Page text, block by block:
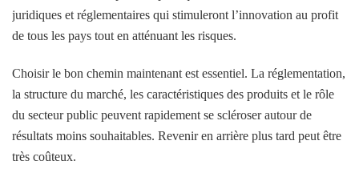
juridiques et réglementaires qui stimuleront l’innovation au profit
de tous les pays tout en atténuant les risques.
Choisir le bon chemin maintenant est essentiel. La réglementation,
la structure du marché, les caractéristiques des produits et le rôle
du secteur public peuvent rapidement se scléroser autour de
résultats moins souhaitables. Revenir en arrière plus tard peut être
très coûteux.